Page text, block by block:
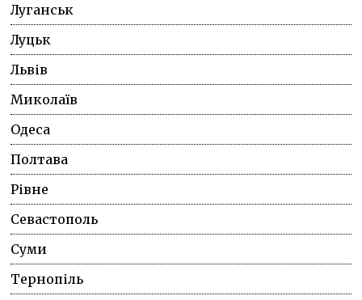
Луганськ
Луцьк
Львів
Миколаїв
Одеса
Полтава
Рівне
Севастополь
Суми
Тернопіль